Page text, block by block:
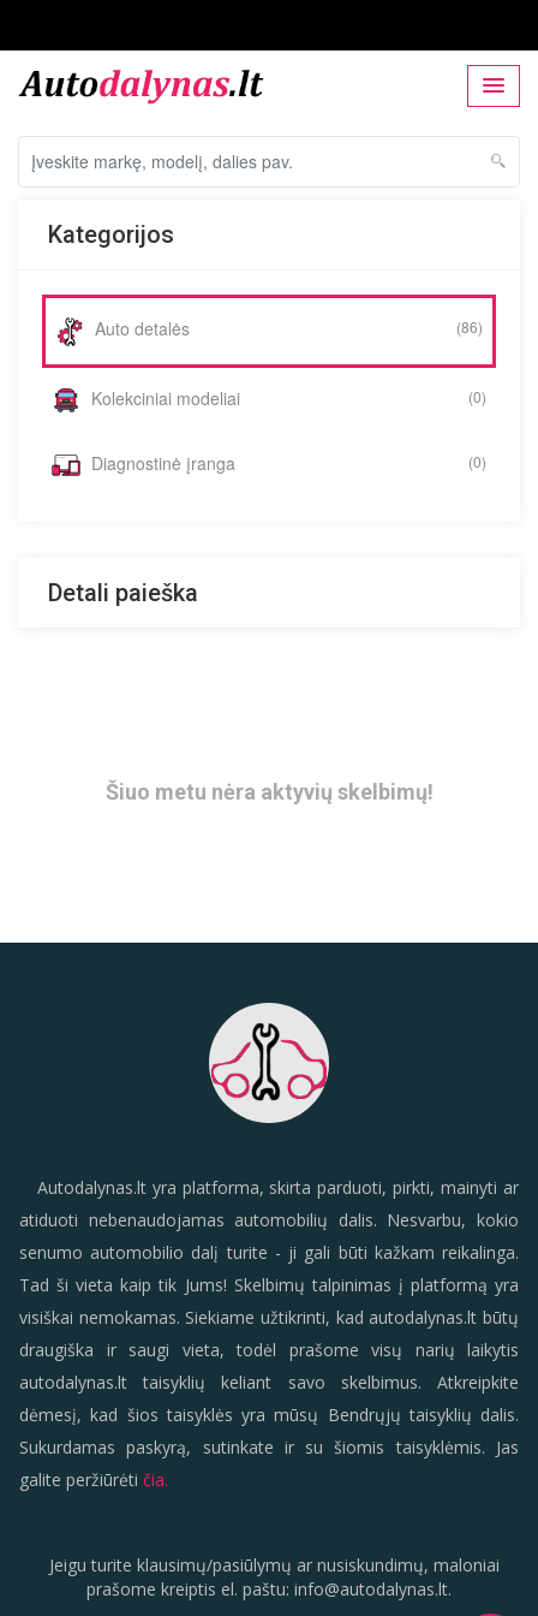
Kategorijos
Auto detalės (86)
Kolekciniai modeliai (0)
Diagnostinė įranga (0)
Detali paieška
Šiuo metu nėra aktyvių skelbimų!
Autodalynas.lt yra platforma, skirta parduoti, pirkti, mainyti ar
atiduoti nebenaudojamas automobilių dalis. Nesvarbu, kokio
senumo automobilio dalį turite - ji gali būti kažkam reikalinga.
Tad ši vieta kaip tik Jums! Skelbimų talpinimas į platformą yra
visiškai nemokamas. Siekiame užtikrinti, kad autodalynas.lt būtų
draugiška ir saugi vieta, todėl prašome visų narių laikytis
autodalynas.lt taisyklių keliant savo skelbimus. Atkreipkite
dėmesį, kad šios taisyklės yra mūsų Bendrųjų taisyklių dalis.
Sukurdamas paskyrą, sutinkate ir su šiomis taisyklėmis. Jas
galite peržiūrėti čia.
Jeigu turite klausimų/pasiūlymų ar nusiskundimų, maloniai
prašome kreiptis el. paštu: info@autodalynas.lt.